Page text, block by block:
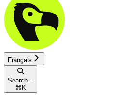
Français
Search...
⌘ K